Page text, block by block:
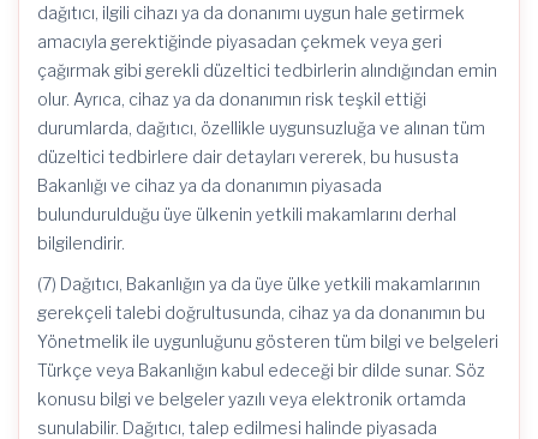
dağıtıcı, ilgili cihazı ya da donanımı uygun hale getirmek
amacıyla gerektiğinde piyasadan çekmek veya geri
çağırmak gibi gerekli düzeltici tedbirlerin alındığından emin
olur. Ayrıca, cihaz ya da donanımın risk teşkil ettiği
durumlarda, dağıtıcı, özellikle uygunsuzluğa ve alınan tüm
düzeltici tedbirlere dair detayları vererek, bu hususta
Bakanlığı ve cihaz ya da donanımın piyasada
bulundurulduğu üye ülkenin yetkili makamlarını derhal
bilgilendirir.
(7) Dağıtıcı, Bakanlığın ya da üye ülke yetkili makamlarının
gerekçeli talebi doğrultusunda, cihaz ya da donanımın bu
Yönetmelik ile uygunluğunu gösteren tüm bilgi ve belgeleri
Türkçe veya Bakanlığın kabul edeceği bir dilde sunar. Söz
konusu bilgi ve belgeler yazılı veya elektronik ortamda
sunulabilir. Dağıtıcı, talep edilmesi halinde piyasada